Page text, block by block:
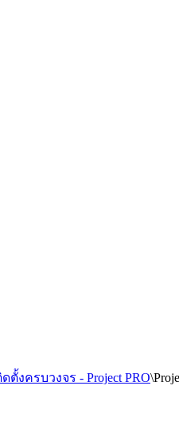
งครบวงจร - Project PRO\